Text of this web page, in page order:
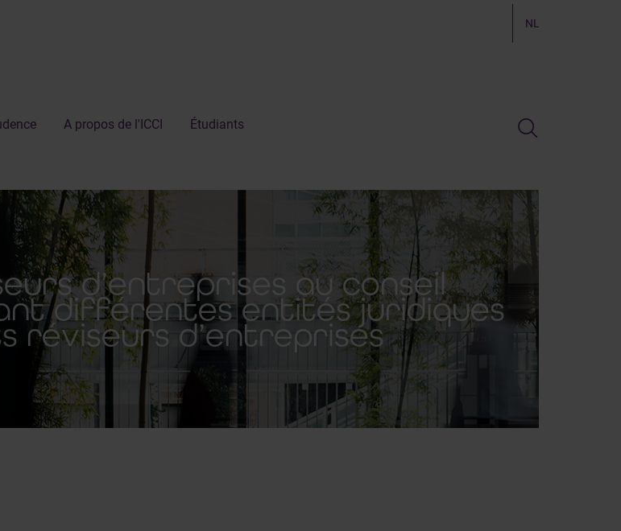
NL
A propos de l'ICCI Étudiants
d’entreprises au conseil
différentes entités juridiques
réviseurs d’entreprises